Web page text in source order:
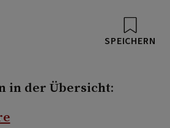
SPEICHERN
in der Übersicht: